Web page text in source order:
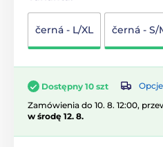
černá - L/XL černá - S/
Dostępny 10 szt
Zamówienia do 10. 8. 12:00,
w środę 12. 8.